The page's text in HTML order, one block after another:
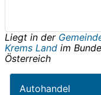
Liegt in der
Krems Land im
Österreich
Autohandel